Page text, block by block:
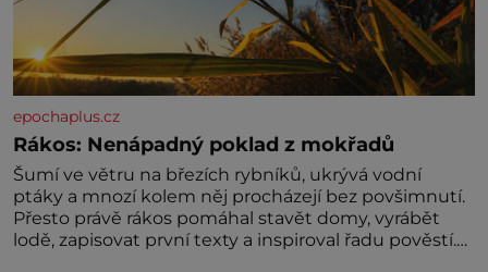
epochaplus.cz
Rákos: Nenápadný poklad z mokřadů
Šumí ve větru na březích rybníků, ukrývá vodní
ptáky a mnozí kolem něj procházejí bez povšimnutí.
Přesto právě rákos pomáhal stavět domy, vyrábět
lodě, zapisovat první texty a inspiroval řadu pověstí.